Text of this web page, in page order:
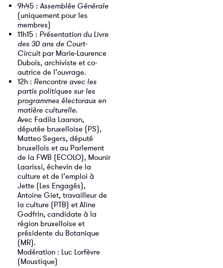
9h45 : Assemblée Générale
(uniquement pour les
membres)
11h15 : Présentation du Livre
des 30 ans de Court-
Circuit par Marie-Laurence
Dubois, archiviste et co-
autrice de l’ouvrage.
12h : Rencontre avec les
partis politiques sur les
programmes électoraux en
matière culturelle.
Avec Fadila Laanan,
députée bruxelloise (PS),
Matteo Segers, député
bruxellois et au Parlement
de la FWB (ECOLO), Mounir
Laarissi, échevin de la
culture et de l’emploi à
Jette (Les Engagés),
Antoine Giet, travailleur de
la culture (PTB) et Aline
Godfrin, candidate à la
région bruxelloise et
présidente du Botanique
(MR).
Modération : Luc Lorfèvre
(Moustique)